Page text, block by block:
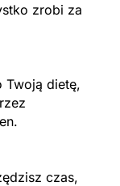
zrobi za
Twoją dietę,
czas,